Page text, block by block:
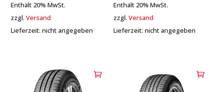
Enthält 20% MwSt.
zzgl.Versand
Lieferzeit: nicht angegeben
Enthält 20% MwSt.
zzgl.Versand
Lieferzeit: nicht angegeben